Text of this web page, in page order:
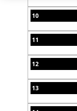
10
11
12
13